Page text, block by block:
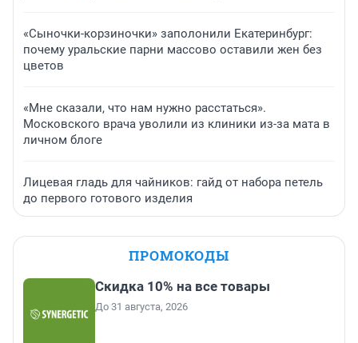
«Сыночки-корзиночки» заполонили Екатеринбург:
почему уральские парни массово оставили жен без
цветов
«Мне сказали, что нам нужно расстаться».
Московского врача уволили из клиники из-за мата в
личном блоге
Лицевая гладь для чайников: гайд от набора петель
до первого готового изделия
ПРОМОКОДЫ
Скидка 10% на все товары
До 31 августа, 2026